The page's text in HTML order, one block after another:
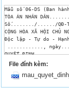
Mẫu số 06-DS (Ban
TÒA ÁN NHÂN
Số......../....../QĐ-
CỘNG HÒA XÃ HỘI CHỦ
Độc lập - Tự do -
............,
QUYẾT ĐỊNH
TRƯNG CẦU GIÁM ĐỊNH(3)
Căn cứ vào các điều
File đính kèm: